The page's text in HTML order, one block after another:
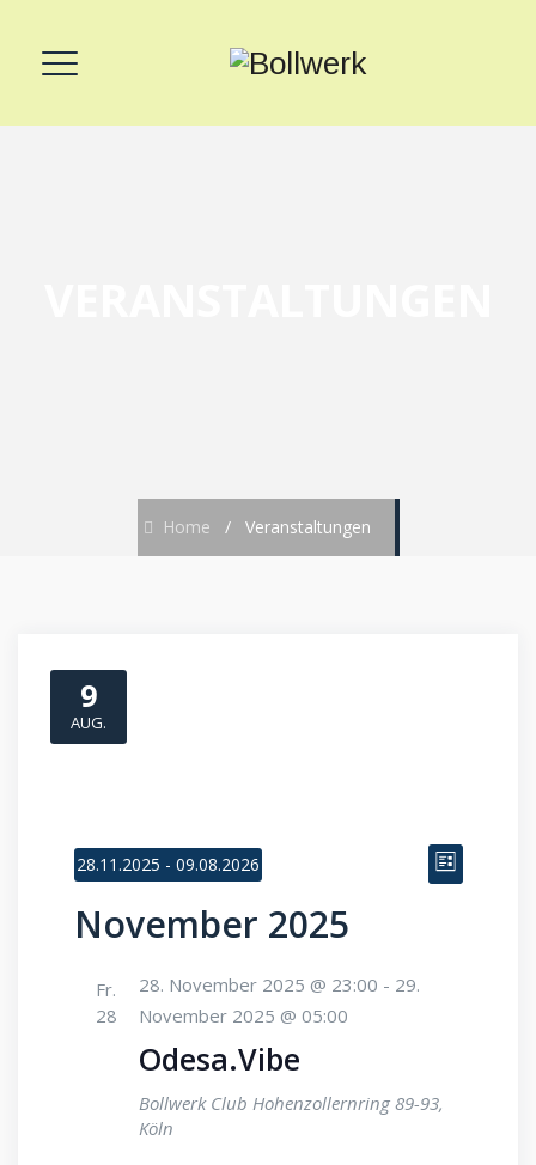
Home / Veranstaltungen
9
AUG.
Veranstaltungen
Liste
28.11.2025 - 09.08.2026
wählen.
November 2025
Fr.
28
Odesa.Vibe
28. November 2025 @ 23:00 - 29.
November 2025 @ 05:00
Bollwerk Club Hohenzollernring 89-93,
Köln